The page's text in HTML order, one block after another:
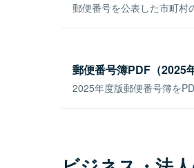
郵便番号を公表した市町村
郵便番号簿PDF（2025
2025年度版郵便番号簿を